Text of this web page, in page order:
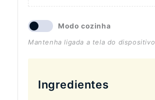
Modo cozinha
Mantenha ligada a tela do dispositivo
Ingredientes